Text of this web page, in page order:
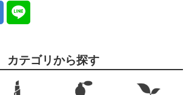
カテゴリから探す